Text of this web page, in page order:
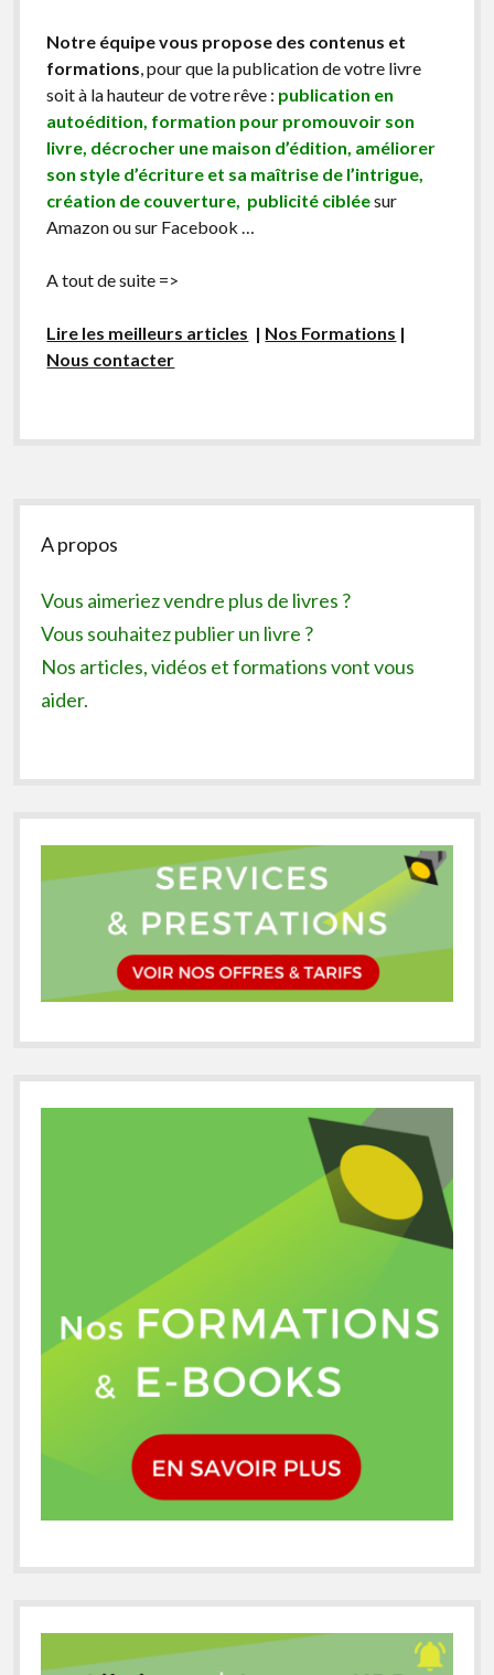
Notre équipe vous propose des contenus et
formations , pour que la publication de votre livre
soit à la hauteur de votre rêve : publication en
autoédition, formation pour promouvoir son
livre, décrocher une maison d’édition, améliorer
son style d’écriture et sa maîtrise de l’intrigue,
création de couverture, publicité cibléesur
Amazon ou sur Facebook …
A tout de suite =>
Lire les meilleurs articles | Nos Formations |
Nous contacter
Sidebar
A propos
Vous aimeriez vendre plus de livres ?
Vous souhaitez publier un livre ?
Nos articles, vidéos et formations vont vous
aider.